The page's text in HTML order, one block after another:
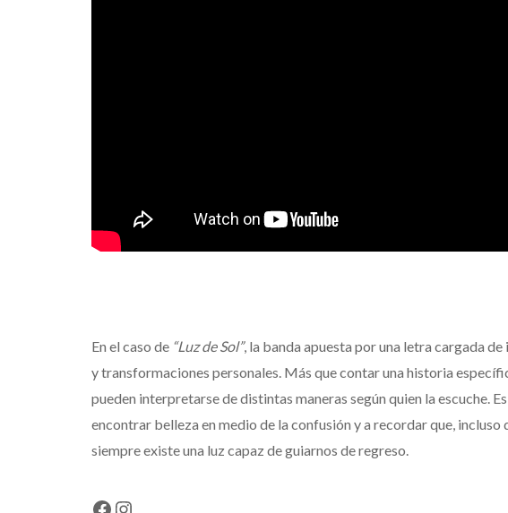
En el caso de “Luz de Sol”, la banda apuesta por una letra cargada
y transformaciones personales. Más que contar una historia
pueden interpretarse de distintas maneras según quien la escuche.
encontrar belleza en medio de la confusión y a recordar que, incluso
siempre existe una luz capaz de guiarnos de regreso.
Facebook
Instagram